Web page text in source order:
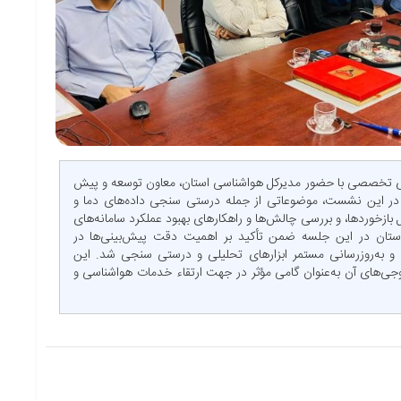
تخصصی با حضور مدیرکل هواشناسی استان، معاون توسعه و پیش
در این نشست، موضوعاتی از جمله درستی سنجی داده‌های دما و
و بررسی چالش‌ها و راهکارهای بهبود عملکرد سامانه‌های
در این جلسه ضمن تأکید بر اهمیت دقت پیش‌بینی‌ها در
و به‌روزرسانی مستمر ابزارهای تحلیلی و درستی سنجی شد. این
آن به‌عنوان گامی مؤثر در جهت ارتقاء خدمات هواشناسی و